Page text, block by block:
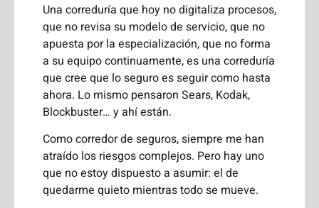
Una correduría que hoy no digitaliza procesos,
que no revisa su modelo de servicio, que no
apuesta por la especialización, que no forma
a su equipo continuamente, es una correduría
que cree que lo seguro es seguir como hasta
ahora. Lo mismo pensaron Sears, Kodak,
Blockbuster… y ahí están.
Como corredor de seguros, siempre me han
atraído los riesgos complejos. Pero hay uno
que no estoy dispuesto a asumir: el de
quedarme quieto mientras todo se mueve.